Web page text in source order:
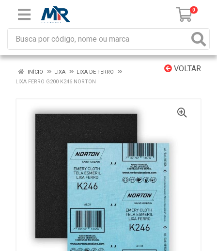
0
VOLTAR
INÍCIO LIXA
LIXA DE FERRO
LIXA FERRO G200 K246 NORTON